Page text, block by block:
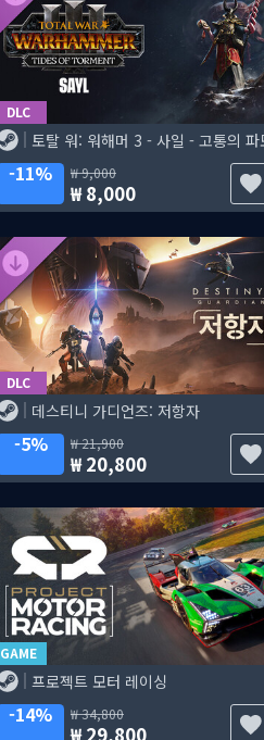
DLC
토탈 워: 워해머 3 - 사일 - 고통의 파
11% 9,000
8,000
DLC
데스티니 가디언즈: 저항자
5% 21,900
20,800
GAME
프로젝트 모터 레이싱
14% 34,800
29,800